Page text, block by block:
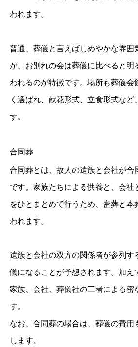
われます。
普通、葬儀と言えばしめやかな雰囲
が、お別れの会は葬儀に比べると明
われるのが特徴です。場所も葬儀会
く選ばれ、献花形式、立食形式など
す。
合同葬
合同葬とは、故人の遺族と会社が合
です。家族たちによる供養と、会社
をひとまとめで行うため、密葬と本
われます。
遺族と会社の双方の関係者が参列す
儀になることが予想されます。加え
家族、会社、葬儀社の三者による密
す。
なお、合同葬の場合は、葬儀の費用
します。